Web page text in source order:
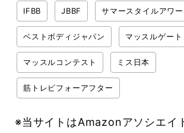
IFBB JBBF サマースタイルアワー
ベストボディジャパン マッスルゲート
マッスルコンテスト ミス日本
筋トレビフォーアフター
※当サイトはAmazonアソシエイ